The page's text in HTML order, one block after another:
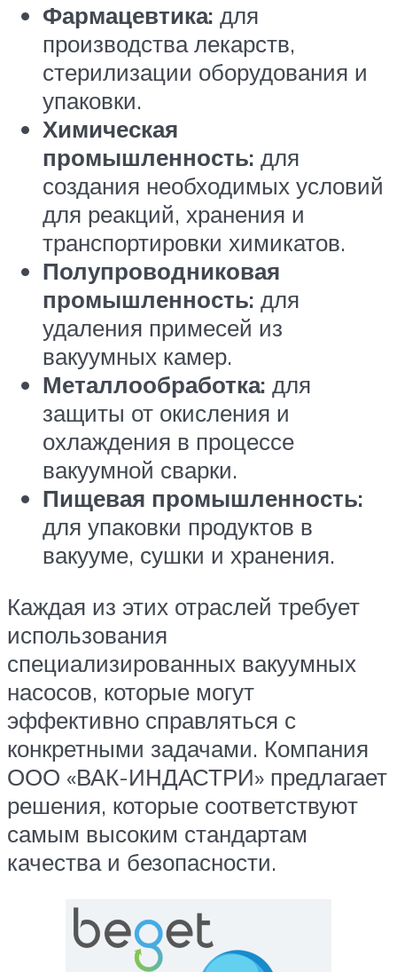
Фармацевтика: для
производства лекарств,
стерилизации оборудования и
упаковки.
Химическая
промышленность: для
создания необходимых условий
для реакций, хранения и
транспортировки химикатов.
Полупроводниковая
промышленность: для
удаления примесей из
вакуумных камер.
Металлообработка: для
защиты от окисления и
охлаждения в процессе
вакуумной сварки.
Пищевая промышленность:
для упаковки продуктов в
вакууме, сушки и хранения.
Каждая из этих отраслей требует
использования
специализированных вакуумных
насосов, которые могут
эффективно справляться с
конкретными задачами. Компания
ООО «ВАК-ИНДАСТРИ» предлагает
решения, которые соответствуют
самым высоким стандартам
качества и безопасности.